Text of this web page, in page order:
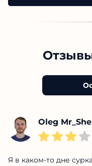
Oleg
Я в каком-то дне